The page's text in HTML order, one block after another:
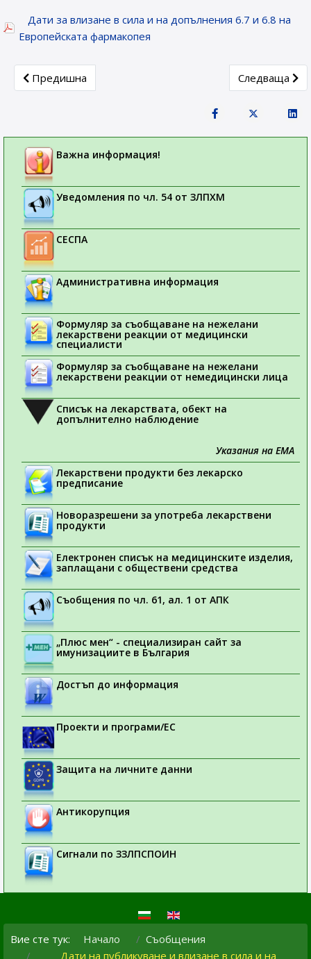
Дати за влизане в сила и на допълнения 6.7 и 6.8 на
Европейската фармакопея
Previous article: Заповед за отпадане на монографиите
Предишна Next article:
Следваща
Важна информация!
Уведомления по чл. 54 от ЗЛПХМ
СЕСПА
Административна информация
Формуляр за съобщаване на нежелани
лекарствени реакции от медицински
специалисти
Формуляр за съобщаване на нежелани
лекарствени реакции от немедицински лица
Списък на лекарствата, обект на
допълнително наблюдение
Указания на ЕМА
Лекарствени продукти без лекарско
предписание
Новоразрешени за употреба лекарствени
продукти
Електронен списък на медицинските изделия,
заплащани с обществени средства
Съобщения по чл. 61, ал. 1 от АПК
„Плюс мен“ - специализиран сайт за
имунизациите в България
Достъп до информация
Проекти и програми/ЕС
Защита на личните данни
Антикорупция
Сигнали по ЗЗЛПСПОИН
Вие сте тук: Начало
Съобщения
Дати на публикуване и влизане в сила и на